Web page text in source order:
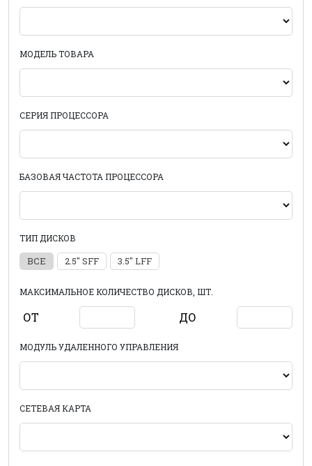
МОДЕЛЬ ТОВАРА
СЕРИЯ ПРОЦЕССОРА
БАЗОВАЯ ЧАСТОТА ПРОЦЕССОРА
ТИП ДИСКОВ
ВСЕ 2.5" SFF 3.5" LFF
МАКСИМАЛЬНОЕ КОЛИЧЕСТВО ДИСКОВ, ШТ.
ОТ ДО
МОДУЛЬ УДАЛЕННОГО УПРАВЛЕНИЯ
СЕТЕВАЯ КАРТА